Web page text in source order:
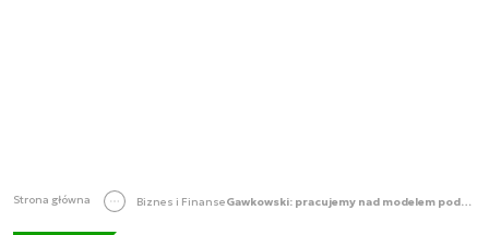
Strona główna Biznes i Finanse Gawkowski: pracujemy nad modelem podatku cyfrowego